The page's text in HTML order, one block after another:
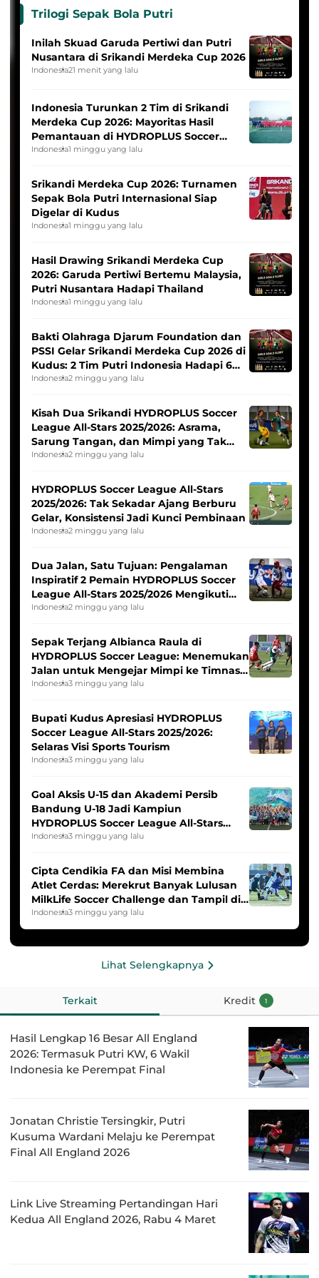
Trilogi Sepak Bola Putri
Inilah Skuad Garuda Pertiwi dan Putri
Nusantara di Srikandi Merdeka Cup 2026
Indonesia21 menit yang lalu
Indonesia Turunkan 2 Tim di Srikandi
Merdeka Cup 2026: Mayoritas Hasil
Pemantauan di HYDROPLUS Soccer
League
Indonesia1 minggu yang lalu
Srikandi Merdeka Cup 2026: Turnamen
Sepak Bola Putri Internasional Siap
Digelar di Kudus
Indonesia1 minggu yang lalu
Hasil Drawing Srikandi Merdeka Cup
2026: Garuda Pertiwi Bertemu Malaysia,
Putri Nusantara Hadapi Thailand
Indonesia1 minggu yang lalu
Bakti Olahraga Djarum Foundation dan
PSSI Gelar Srikandi Merdeka Cup 2026 di
Kudus: 2 Tim Putri Indonesia Hadapi 6
Tim Asia
Indonesia2 minggu yang lalu
Kisah Dua Srikandi HYDROPLUS Soccer
League All-Stars 2025/2026: Asrama,
Sarung Tangan, dan Mimpi yang Tak
Pernah Padam
Indonesia2 minggu yang lalu
HYDROPLUS Soccer League All-Stars
2025/2026: Tak Sekadar Ajang Berburu
Gelar, Konsistensi Jadi Kunci Pembinaan
Indonesia2 minggu yang lalu
Dua Jalan, Satu Tujuan: Pengalaman
Inspiratif 2 Pemain HYDROPLUS Soccer
League All-Stars 2025/2026 Mengikuti
Seleksi Timnas Indonesia Putri
Indonesia2 minggu yang lalu
Sepak Terjang Albianca Raula di
HYDROPLUS Soccer League: Menemukan
Jalan untuk Mengejar Mimpi ke Timnas
Indonesia Putri
Indonesia3 minggu yang lalu
Bupati Kudus Apresiasi HYDROPLUS
Soccer League All-Stars 2025/2026:
Selaras Visi Sports Tourism
Indonesia3 minggu yang lalu
Goal Aksis U-15 dan Akademi Persib
Bandung U-18 Jadi Kampiun
HYDROPLUS Soccer League All-Stars
2025/2026
Indonesia3 minggu yang lalu
Cipta Cendikia FA dan Misi Membina
Atlet Cerdas: Merekrut Banyak Lulusan
MilkLife Soccer Challenge dan Tampil di
HYDROPLUS Soccer League
Indonesia3 minggu yang lalu
Lihat Selengkapnya
Terkait Kredit 1
Hasil Lengkap 16 Besar All England
2026: Termasuk Putri KW, 6 Wakil
Indonesia ke Perempat Final
Jonatan Christie Tersingkir, Putri
Kusuma Wardani Melaju ke Perempat
Final All England 2026
Link Live Streaming Pertandingan Hari
Kedua All England 2026, Rabu 4 Maret